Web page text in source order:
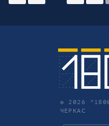
© 2026
ЧЕРКАС